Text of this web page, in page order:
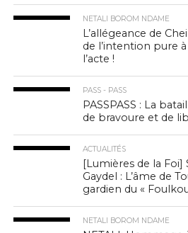
NETALI BOROM NDAME
L’allégeance de
de l’intention pure
l’acte !
PASS - PASS
PASSPASS : La
de bravoure et de
ACTUALITÉS
[Lumières de la Foi]
Gaydel : L’âme de
gardien du «
NETALI BOROM NDAME